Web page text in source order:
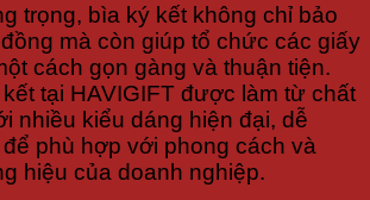
trọng, bìa ký kết không chỉ bảo
mà còn giúp tổ chức các giấy
cách gọn gàng và thuận tiện.
tại HAVIGIFT được làm từ chất
nhiều kiểu dáng hiện đại, dễ
phù hợp với phong cách và
hiệu của doanh nghiệp.